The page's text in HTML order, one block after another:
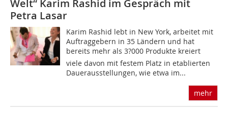
Welt“ Karim Rashid im Gespräch mit
Petra Lasar
Karim Rashid lebt in New York, arbeitet mit
Auftraggebern in 35 Ländern und hat
bereits mehr als 3?000 Produkte kreiert 
viele davon mit festem Platz in etablierten
Dauerausstellungen, wie etwa im...
mehr